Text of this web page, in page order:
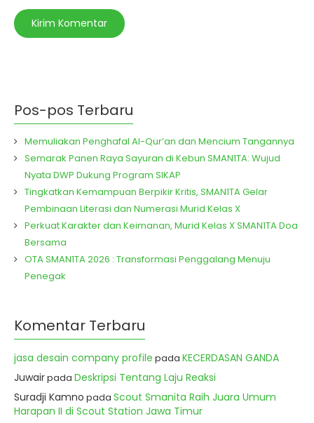
Pos-pos Terbaru
Memuliakan Penghafal Al-Qur’an dan Mencium Tangannya
Semarak Panen Raya Sayuran di Kebun SMAN1TA: Wujud
Nyata DWP Dukung Program SIKAP
Tingkatkan Kemampuan Berpikir Kritis, SMAN1TA Gelar
Pembinaan Literasi dan Numerasi Murid Kelas X
Perkuat Karakter dan Keimanan, Murid Kelas X SMAN1TA Doa
Bersama
OTA SMAN1TA 2026 : Transformasi Penggalang Menuju
Penegak
Komentar Terbaru
jasa desain company profile pada KECERDASAN GANDA
Juwairpada Deskripsi Tentang Laju Reaksi
Suradji Kamno pada Scout Smanita Raih Juara Umum
Harapan II di Scout Station Jawa Timur